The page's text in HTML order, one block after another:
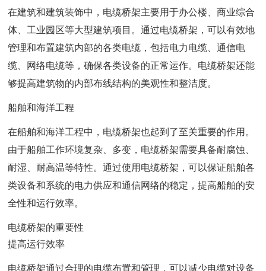
在建筑和建筑装饰中，电缆桥架主要用于办公楼、商业综合
体、工业园区等大型建筑项目。通过电缆桥架，可以有效地
管理和布置建筑内部的各类电缆，包括电力电缆、通信电
缆、网络电缆等，确保各类设备的正常运作。电缆桥架还能
够提高建筑物的内部布线结构的美观性和整洁度。
船舶和海洋工程
在船舶和海洋工程中，电缆桥架也起到了至关重要的作用。
由于船舶工作环境复杂、多变，电缆桥架需要具备耐腐蚀、
耐湿、耐高温等特性。通过使用电缆桥架，可以保证船舶各
类设备和系统的电力供应和通信网络的稳定，提高船舶的安
全性和运行效率。
电缆桥架的重要性
提高运行效率
电缆桥架通过合理的电缆布置和管理，可以减少电缆对设备